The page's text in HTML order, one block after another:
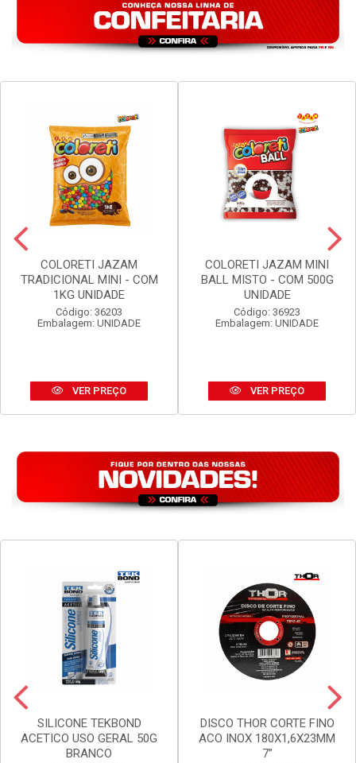
COLORETI JAZAM
TRADICIONAL MINI - COM
1KG UNIDADE
Código: 36203
Embalagem: UNIDADE
VER PREÇO
COLORETI JAZAM MINI
BALL MISTO - COM 500G
UNIDADE
Código: 36923
Embalagem: UNIDADE
VER PREÇO
SILICONE TEKBOND
ACETICO USO GERAL 50G
BRANCO
DISCO THOR CORTE FINO
ACO INOX 180X1,6X23MM
7”